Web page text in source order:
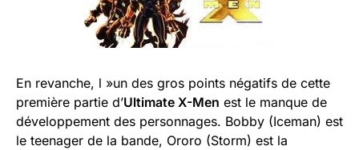
En revanche, l »un des gros points négatifs de cette
première partie d’Ultimate X-Men est le manque de
développement des personnages. Bobby (Iceman) est
le teenager de la bande, Ororo (Storm) est la